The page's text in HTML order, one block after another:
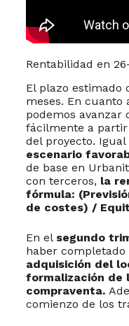
Rentabilidad en
El plazo estimado
meses. En cuanto
podemos avanzar
fácilmente a
del proyecto.
escenario
de base en
con terceros, la
fórmula:
de costes) /
En el segundo
haber completado
adquisición del
formalización de
compraventa.
comienzo de los